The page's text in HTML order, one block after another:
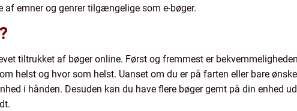
emner og genrer tilgængelige som e-bøger.
tiltrukket af bøger online. Først og fremmest er
helst og hvor som helst. Uanset om du er på farten eller bare
i hånden. Desuden kan du have flere bøger gemt på din enhed